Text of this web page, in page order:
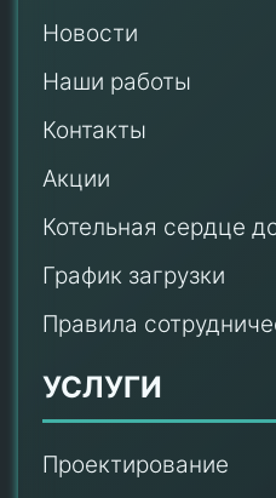
Новости
Наши работы
Контакты
Акции
Котельная сердце
График загрузки
Правила
УСЛУГИ
Проектирование